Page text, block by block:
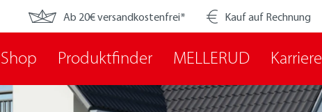
Ab 20€ versandkostenfrei* Kauf auf Rechnung
Shop Produktfinder MELLERUD Karriere